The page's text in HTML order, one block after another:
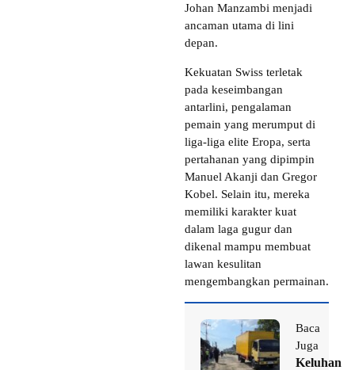
Johan Manzambi menjadi
ancaman utama di lini
depan.
Kekuatan Swiss terletak
pada keseimbangan
antarlini, pengalaman
pemain yang merumput di
liga-liga elite Eropa, serta
pertahanan yang dipimpin
Manuel Akanji dan Gregor
Kobel. Selain itu, mereka
memiliki karakter kuat
dalam laga gugur dan
dikenal mampu membuat
lawan kesulitan
mengembangkan permainan.
Baca
Juga
Keluhan